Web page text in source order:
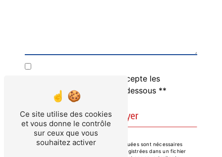
En cochant cette case, j'accepte les
conditions particulières ci-dessous **
Envoyer
** Les données personnelles communiquées sont nécessaires
aux fins de vous contacter et sont enregistrées dans un fichier
Ce site utilise des cookies
et vous donne le contrôle
sur ceux que vous
souhaitez activer